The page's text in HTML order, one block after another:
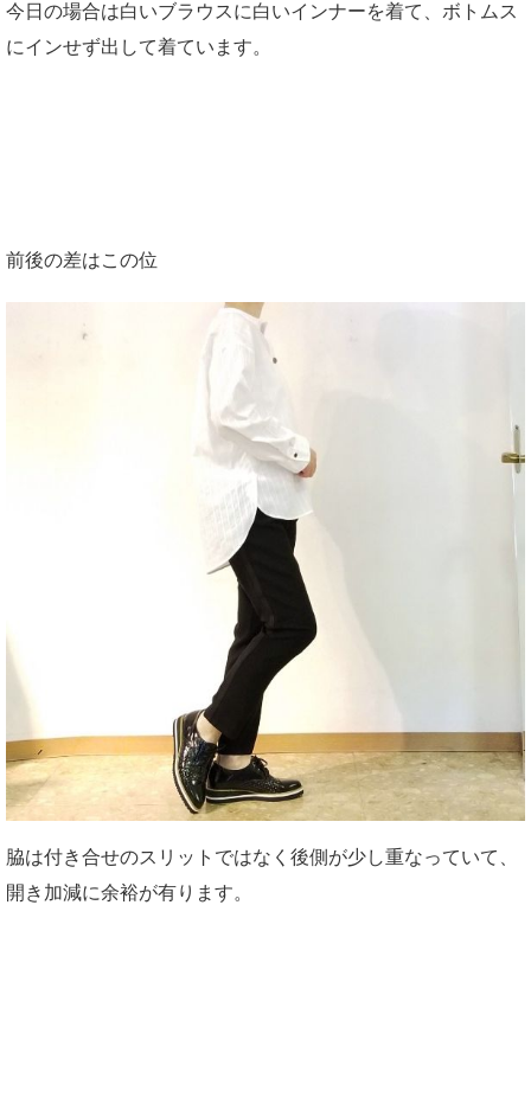
今日の場合は白いブラウスに白いインナーを着て、ボトムス
にインせず出して着ています。
前後の差はこの位
脇は付き合せのスリットではなく後側が少し重なっていて、
開き加減に余裕が有ります。